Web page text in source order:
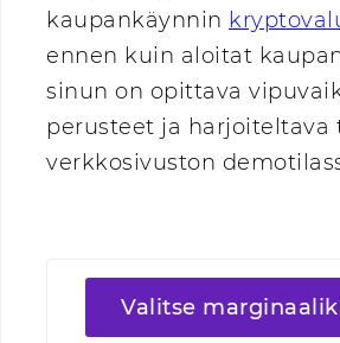
kaupankäynnin
ennen kuin aloitat
sinun on opittava
perusteet ja harjoiteltava
verkkosivuston
Valitse